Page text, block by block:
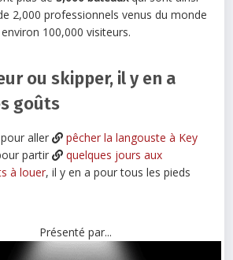
2,000 professionnels venus du monde
100,000 visiteurs.
ou skipper, il y en a
goûts
aller
pêcher la langouste à Key
partir
quelques jours aux
à louer, il y en a pour tous les pieds
Présenté par...